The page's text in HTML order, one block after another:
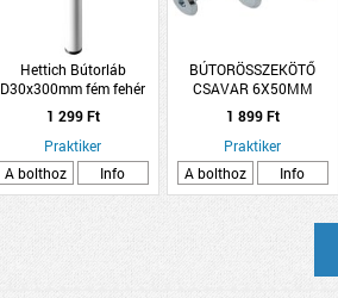
Hettich Bútorláb
D30x300mm fém fehér
hengeres
1 299 Ft
Praktiker
A bolthoz
Info
BÚTORÖSSZEKÖTŐ
CSAVAR 6X50MM
NIKKELEZETT
1 899 Ft
Praktiker
A bolthoz
Info